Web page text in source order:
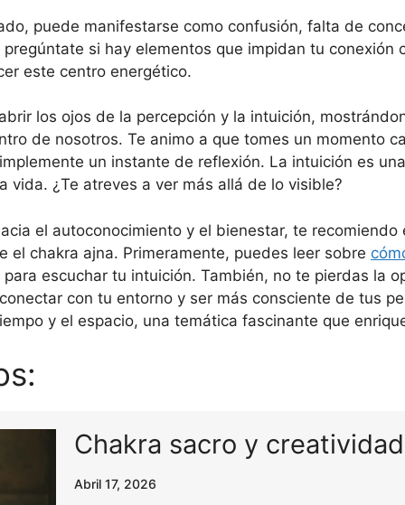
puede manifestarse como confusión, falta de
si hay elementos que impidan tu conexión
este centro energético.
los ojos de la percepción y la intuición,
de nosotros. Te animo a que tomes un momento
un instante de reflexión. La intuición es
vida. ¿Te atreves a ver más allá de lo visible?
el autoconocimiento y el bienestar, te
el chakra ajna. Primeramente, puedes leer sobre
escuchar tu intuición. También, no te pierdas la
con tu entorno y ser más consciente de tus
y el espacio, una temática fascinante que
Chakra sacro y
Abril 17, 2026